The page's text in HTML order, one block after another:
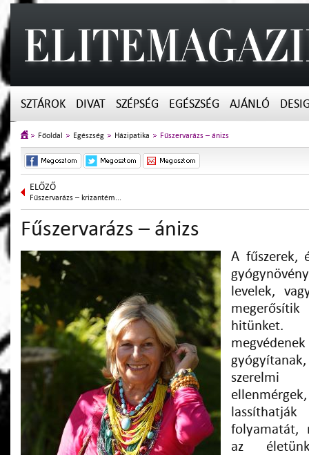
SZTÁROK DIVAT SZÉPSÉG EGÉSZSÉG AJÁNLÓ
Főoldal Egészség Házipatika Fűszervarázs – ánizs
ELŐZŐ
Fűszervarázs – krizantém...
Fűszervarázs – ánizs
A fűszerek,
levelek,
szerelmi
folyamatát,
az